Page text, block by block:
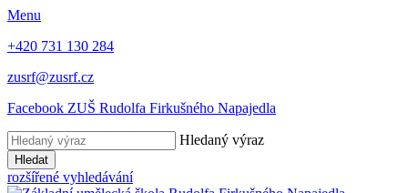
Menu
+420 731 130 284
zusrf@zusrf.cz
Facebook ZUŠ Rudolfa Firkušného Napajedla
Hledaný výraz
Hledat
rozšířené vyhledávání